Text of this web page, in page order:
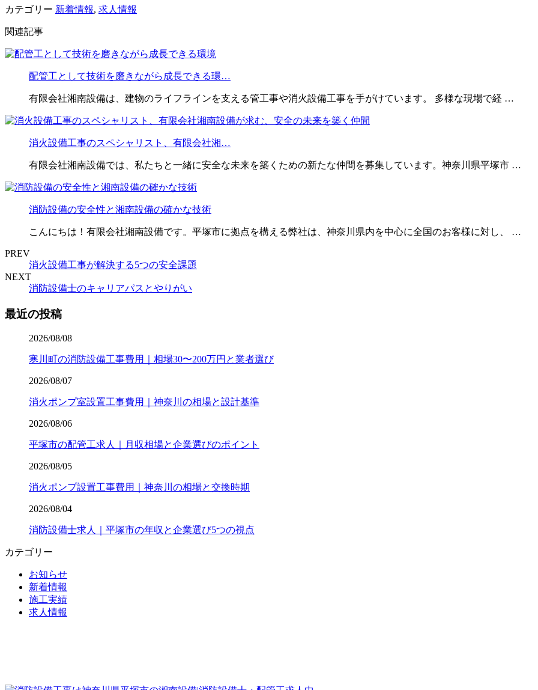
カテゴリー 新着情報, 求人情報
関連記事
配管工として技術を磨きながら成長できる環…
有限会社湘南設備は、建物のライフラインを支える管工事や消火設備工事を手がけています。 多様な現場で経 …
消火設備工事のスペシャリスト、有限会社湘…
有限会社湘南設備では、私たちと一緒に安全な未来を築くための新たな仲間を募集しています。神奈川県平塚市 …
消防設備の安全性と湘南設備の確かな技術
こんにちは！有限会社湘南設備です。平塚市に拠点を構える弊社は、神奈川県内を中心に全国のお客様に対し、 …
PREV
消火設備工事が解決する5つの安全課題
NEXT
消防設備士のキャリアパスとやりがい
最近の投稿
2026/08/08
寒川町の消防設備工事費用｜相場30〜200万円と業者選び
2026/08/07
消火ポンプ室設置工事費用｜神奈川の相場と設計基準
2026/08/06
平塚市の配管工求人｜月収相場と企業選びのポイント
2026/08/05
消火ポンプ設置工事費用｜神奈川の相場と交換時期
2026/08/04
消防設備士求人｜平塚市の年収と企業選び5つの視点
カテゴリー
お知らせ
新着情報
施工実績
求人情報